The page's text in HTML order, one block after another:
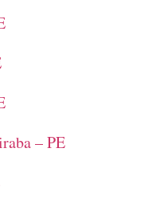
– PE